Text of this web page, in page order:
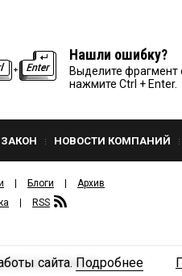
Нашли ошибку?
Выделите фрагмент
нажмите Ctrl + Enter.
ЗАКОН НОВОСТИ КОМПАНИЙ
Блоги
Архив
RSS
сайта. Подробнее